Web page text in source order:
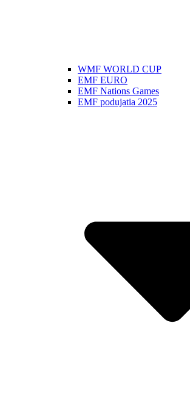
WMF WORLD CUP
EMF EURO
EMF Nations Games
EMF podujatia 2025